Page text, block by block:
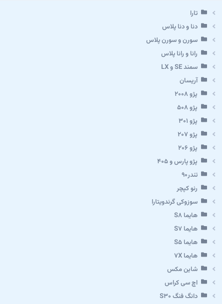
تارا
دنا و دنا پلاس
سورن و سورن پلاس
رانا و رانا پلاس
سمند SE و LX
آریسان
پژو ۲۰۰۸
پژو ۵۰۸
پژو 301
پژو ۲۰۷
پژو ۲۰۶
پژو پارس و ۴۰۵
تندر۹۰
رنو کپچر
سوزوکی گرندویتارا
هایما S8
هایما S7
هایما S5
هایما 7X
شاین مکس
اچ سی کراس
دانگ فنگ S30